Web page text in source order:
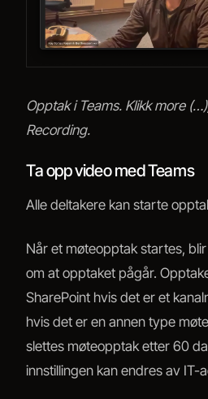
Opptak i Teams. Klikk more
Recording.
Ta opp video med Teams
Alle deltakere kan starte
Når et møteopptak startes,
om at opptaket pågår.
SharePoint hvis det er et
hvis det er en annen type
slettes møteopptak etter 60
innstillingen kan endres av IT-